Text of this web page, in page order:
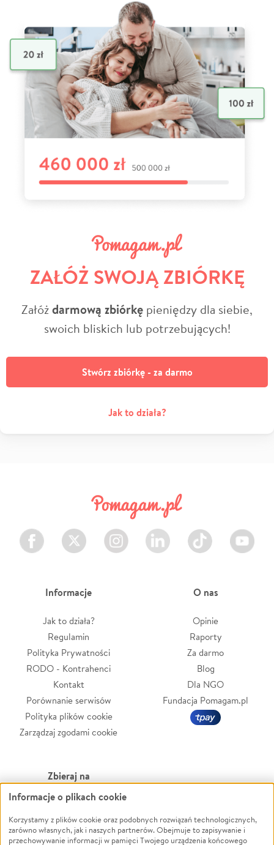
ZAŁÓŻ SWOJĄ ZBIÓRKĘ
Załóżdarmową zbiórkę pieniędzy dla siebie,
swoich bliskich lub potrzebujących!
Stwórz zbiórkę - za darmo
Jak to działa?
Facebook Twitter Instagram LinkedIn TikTok Youtube
Informacje
Jak to działa?
Regulamin
Polityka Prywatności
RODO - Kontrahenci
Kontakt
Porównanie serwisów
Polityka plików cookie
Zarządzaj zgodami cookie
O nas
Opinie
Raporty
Za darmo
Blog
Dla NGO
Fundacja Pomagam.pl
Zbieraj na
Leczenie
Zwierzęta
Pożar
Powódź
Wichura
Informacje o plikach cookie
Korzystamy z plików cookie oraz podobnych rozwiązań technologicznych,
zarówno własnych, jak i naszych partnerów. Obejmuje to zapisywanie i
przechowywanie informacji w pamięci Twojego urządzenia końcowego